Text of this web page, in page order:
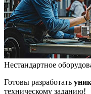
Нестандартное
Готовы разработать
техническому заданию!